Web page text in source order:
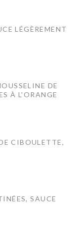
LÉGÈREMENT
DE
À L'ORANGE
CIBOULETTE,
SAUCE